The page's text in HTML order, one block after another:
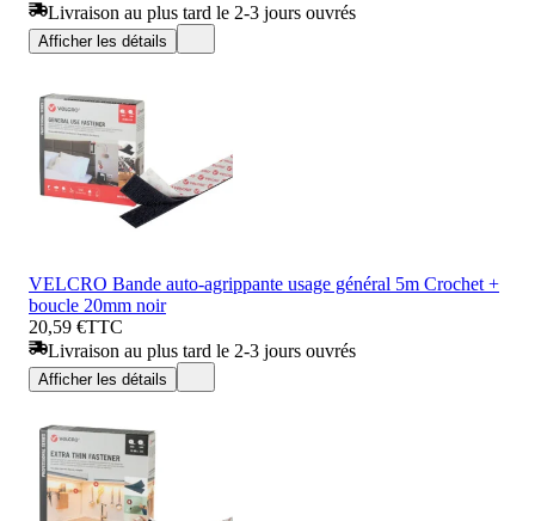
Livraison au plus tard le 2-3 jours ouvrés
Afficher les détails
VELCRO Bande auto-agrippante usage général 5m Crochet +
boucle 20mm noir
20,59 €TTC
Livraison au plus tard le 2-3 jours ouvrés
Afficher les détails